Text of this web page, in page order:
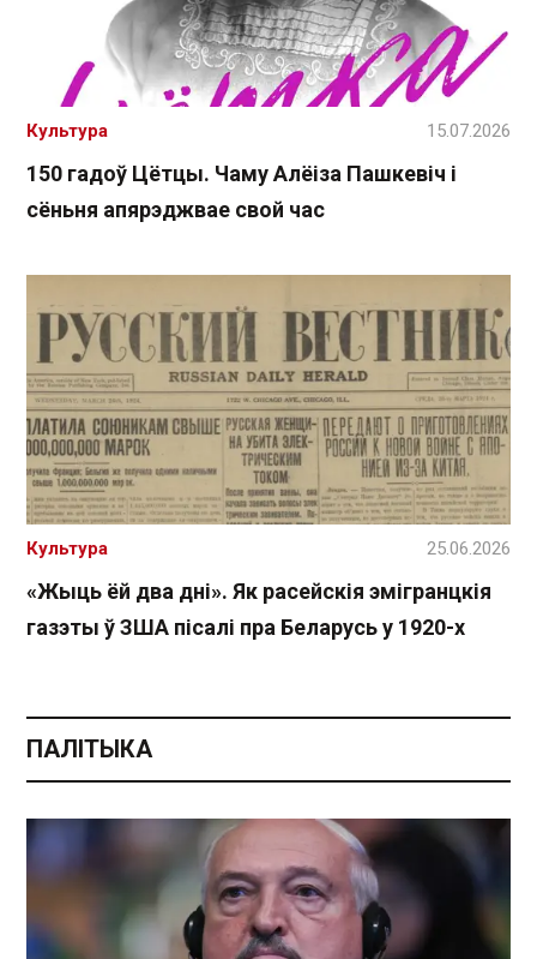
150 гадоў Цётцы. Чаму Алёіза Пашкевіч і
сёньня апярэджвае свой час
Культура 15.07.2026
«Жыць ёй два дні». Як расейскія эмігранцкія
газэты ў ЗША пісалі пра Беларусь у 1920-х
Культура 25.06.2026
ПАЛІТЫКА